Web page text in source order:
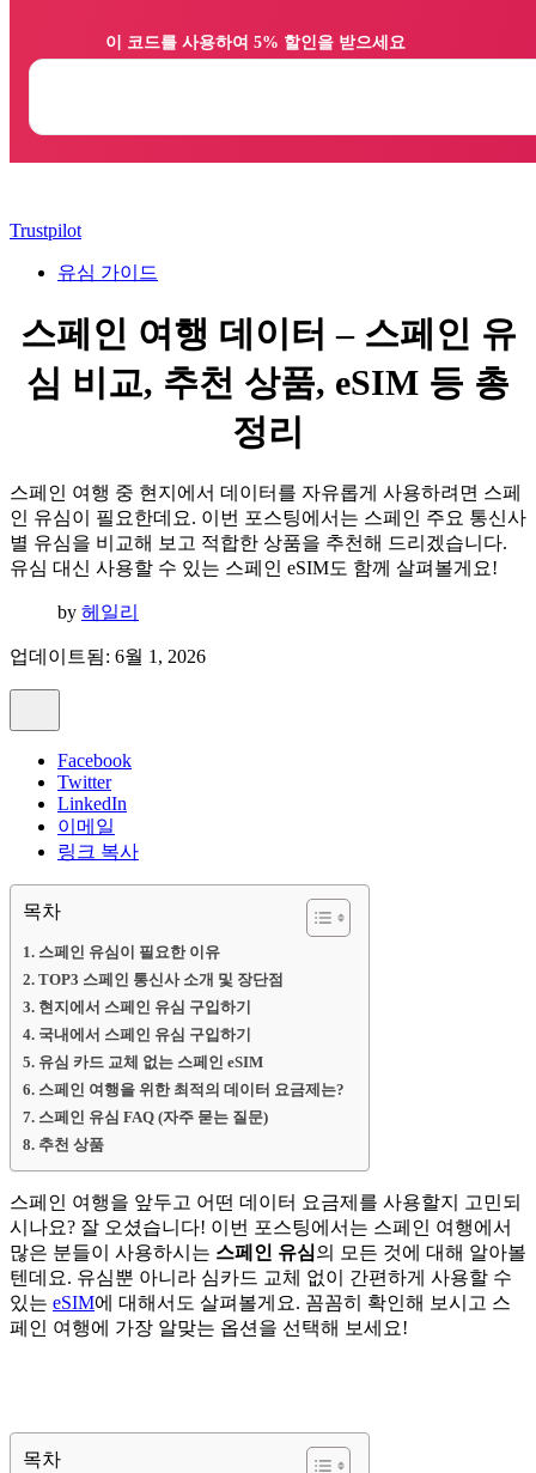
Trustpilot
유심 가이드
스페인 여행 데이터 – 스페인 유
심 비교, 추천 상품, eSIM 등 총
정리
스페인 여행 중 현지에서 데이터를 자유롭게 사용하려면 스페
인 유심이 필요한데요. 이번 포스팅에서는 스페인 주요 통신사
별 유심을 비교해 보고 적합한 상품을 추천해 드리겠습니다.
유심 대신 사용할 수 있는 스페인 eSIM도 함께 살펴볼게요!
by 헤일리
업데이트됨: 6월 1, 2026
Facebook
Twitter
LinkedIn
이메일
링크 복사
목차
스페인 유심이 필요한 이유
TOP3 스페인 통신사 소개 및 장단점
현지에서 스페인 유심 구입하기
국내에서 스페인 유심 구입하기
유심 카드 교체 없는 스페인 eSIM
스페인 여행을 위한 최적의 데이터 요금제는?
스페인 유심 FAQ (자주 묻는 질문)
추천 상품
스페인 여행을 앞두고 어떤 데이터 요금제를 사용할지 고민되
시나요? 잘 오셨습니다! 이번 포스팅에서는 스페인 여행에서
많은 분들이 사용하시는 스페인 유심의 모든 것에 대해 알아볼
텐데요. 유심뿐 아니라 심카드 교체 없이 간편하게 사용할 수
있는 eSIM에 대해서도 살펴볼게요. 꼼꼼히 확인해 보시고 스
페인 여행에 가장 알맞는 옵션을 선택해 보세요!
목차